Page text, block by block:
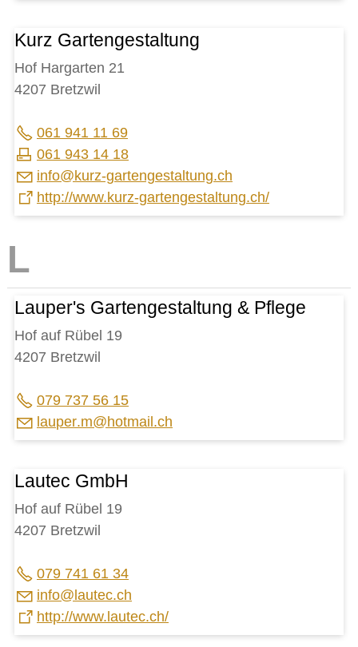
Kurz Gartengestaltung
Hof Hargarten 21
4207 Bretzwil
061 941 11 69
061 943 14 18
nf
k rz-g rt ng st lt ng ch
http://www.kurz-gartengestaltung.ch/
Lauper's Gartengestaltung & Pflege
Hof auf Rübel 19
4207 Bretzwil
079 737 56 15
p r m h tm ch
Lautec GmbH
Hof auf Rübel 19
4207 Bretzwil
079 741 61 34
nf
t c ch
http://www.lautec.ch/